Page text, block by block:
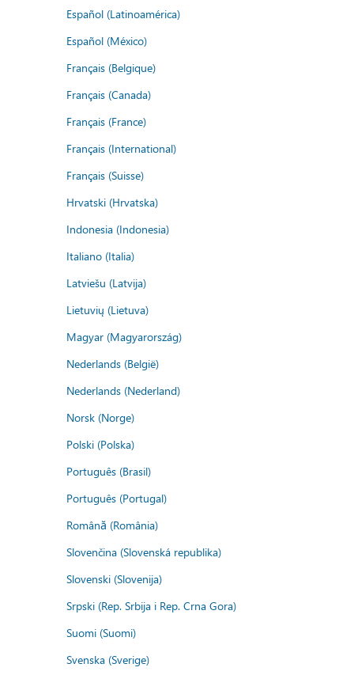
Español (Latinoamérica)
Español (México)
Français (Belgique)
Français (Canada)
Français (France)
Français (International)
Français (Suisse)
Hrvatski (Hrvatska)
Indonesia (Indonesia)
Italiano (Italia)
Latviešu (Latvija)
Lietuvių (Lietuva)
Magyar (Magyarország)
Nederlands (België)
Nederlands (Nederland)
Norsk (Norge)
Polski (Polska)
Português (Brasil)
Português (Portugal)
Română (România)
Slovenčina (Slovenská republika)
Slovenski (Slovenija)
Srpski (Rep. Srbija i Rep. Crna Gora)
Suomi (Suomi)
Svenska (Sverige)